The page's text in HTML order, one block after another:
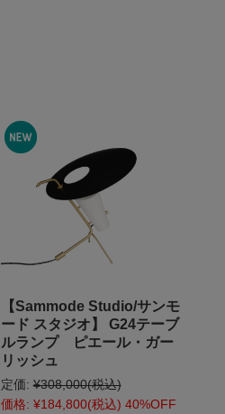
【Sammode Studio/サンモ
ード スタジオ】 G24テーブ
ルランプ ピエール・ガー
リッシュ
定価: ¥308,000(税込)
価格: ¥184,800(税込) 40%OFF